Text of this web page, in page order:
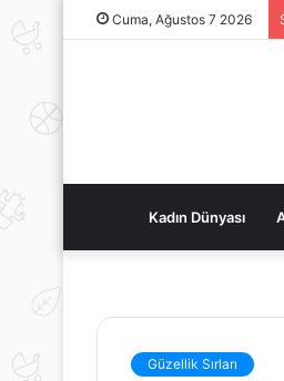
Cuma, Ağustos 7 2026
Kadın Dünyası
Güzellik Sırları